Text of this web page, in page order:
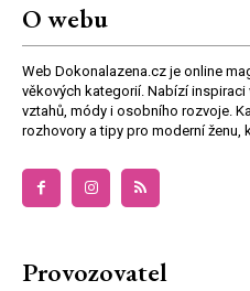
O webu
Web Dokonalazena.cz je online
věkových kategorií. Nabízí
vztahů, módy i osobního rozvoje.
rozhovory a tipy pro moderní ženu,
Provozovatel